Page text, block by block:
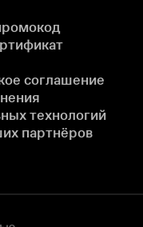
соглашение
технологий
партнёров